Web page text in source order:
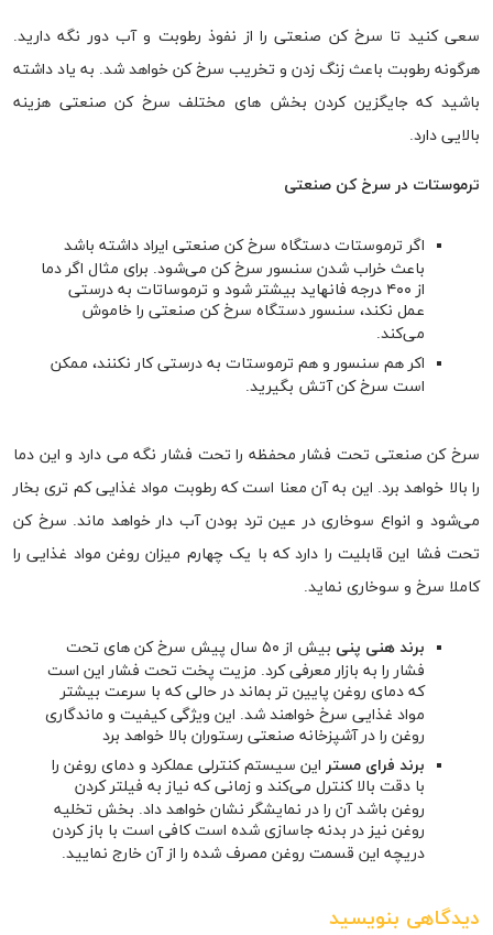
سعی کنید تا سرخ کن صنعتی را از نفوذ رطوبت و آب دور نگه دارید.
هرگونه رطوبت باعث زنگ زدن و تخریب سرخ کن خواهد شد. به یاد داشته
باشید که جایگزین کردن بخش های مختلف سرخ کن صنعتی هزینه
بالایی دارد.
ترموستات در سرخ کن صنعتی
اگر ترموستات دستگاه سرخ کن صنعتی ایراد داشته باشد
باعث خراب شدن سنسور سرخ کن می‌شود. برای مثال اگر دما
از ۴۰۰ درجه فانهاید بیشتر شود و ترموساتات به درستی
عمل نکند، سنسور دستگاه سرخ کن صنعتی را خاموش
می‌کند.
اکر هم سنسور و هم ترموستات به درستی کار نکنند، ممکن
است سرخ کن آتش بگیرید.
سرخ کن صنعتی تحت فشار محفظه را تحت فشار نگه می دارد و این دما
را بالا خواهد برد. این به آن معنا است که رطوبت مواد غذایی کم تری بخار
می‌شود و انواع سوخاری در عین ترد بودن آب دار خواهد ماند. سرخ کن
تحت فشا این قابلیت را دارد که با یک چهارم میزان روغن مواد غذایی را
کاملا سرخ و سوخاری نماید.
برند هنی پنی
بیش از ۵۰ سال پیش سرخ کن های تحت
فشار را به بازار معرفی کرد. مزیت پخت تحت فشار این است
که دمای روغن پایین تر بماند در حالی که با سرعت بیشتر
مواد غذایی سرخ خواهند شد. این ویژگی کیفیت و ماندگاری
روغن را در آشپزخانه صنعتی رستوران بالا خواهد برد
برند فرای مستر این سیستم کنترلی عملکرد و دمای روغن را
با دقت بالا کنترل می‌کند و زمانی که نیاز به فیلتر کردن
روغن باشد آن را در نمایشگر نشان خواهد داد. بخش تخلیه
روغن نیز در بدنه جاسازی شده است کافی است با باز کردن
دریچه این قسمت روغن مصرف شده را از آن خارج نمایید.
دیدگاهی بنویسید